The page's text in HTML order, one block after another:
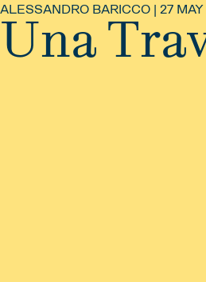
ALESSANDRO BARICCO | 27
Una